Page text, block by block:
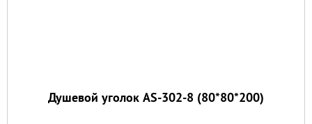
Душевой уголок AS-302-8 (80*80*200)